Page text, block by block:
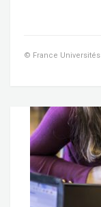
© France